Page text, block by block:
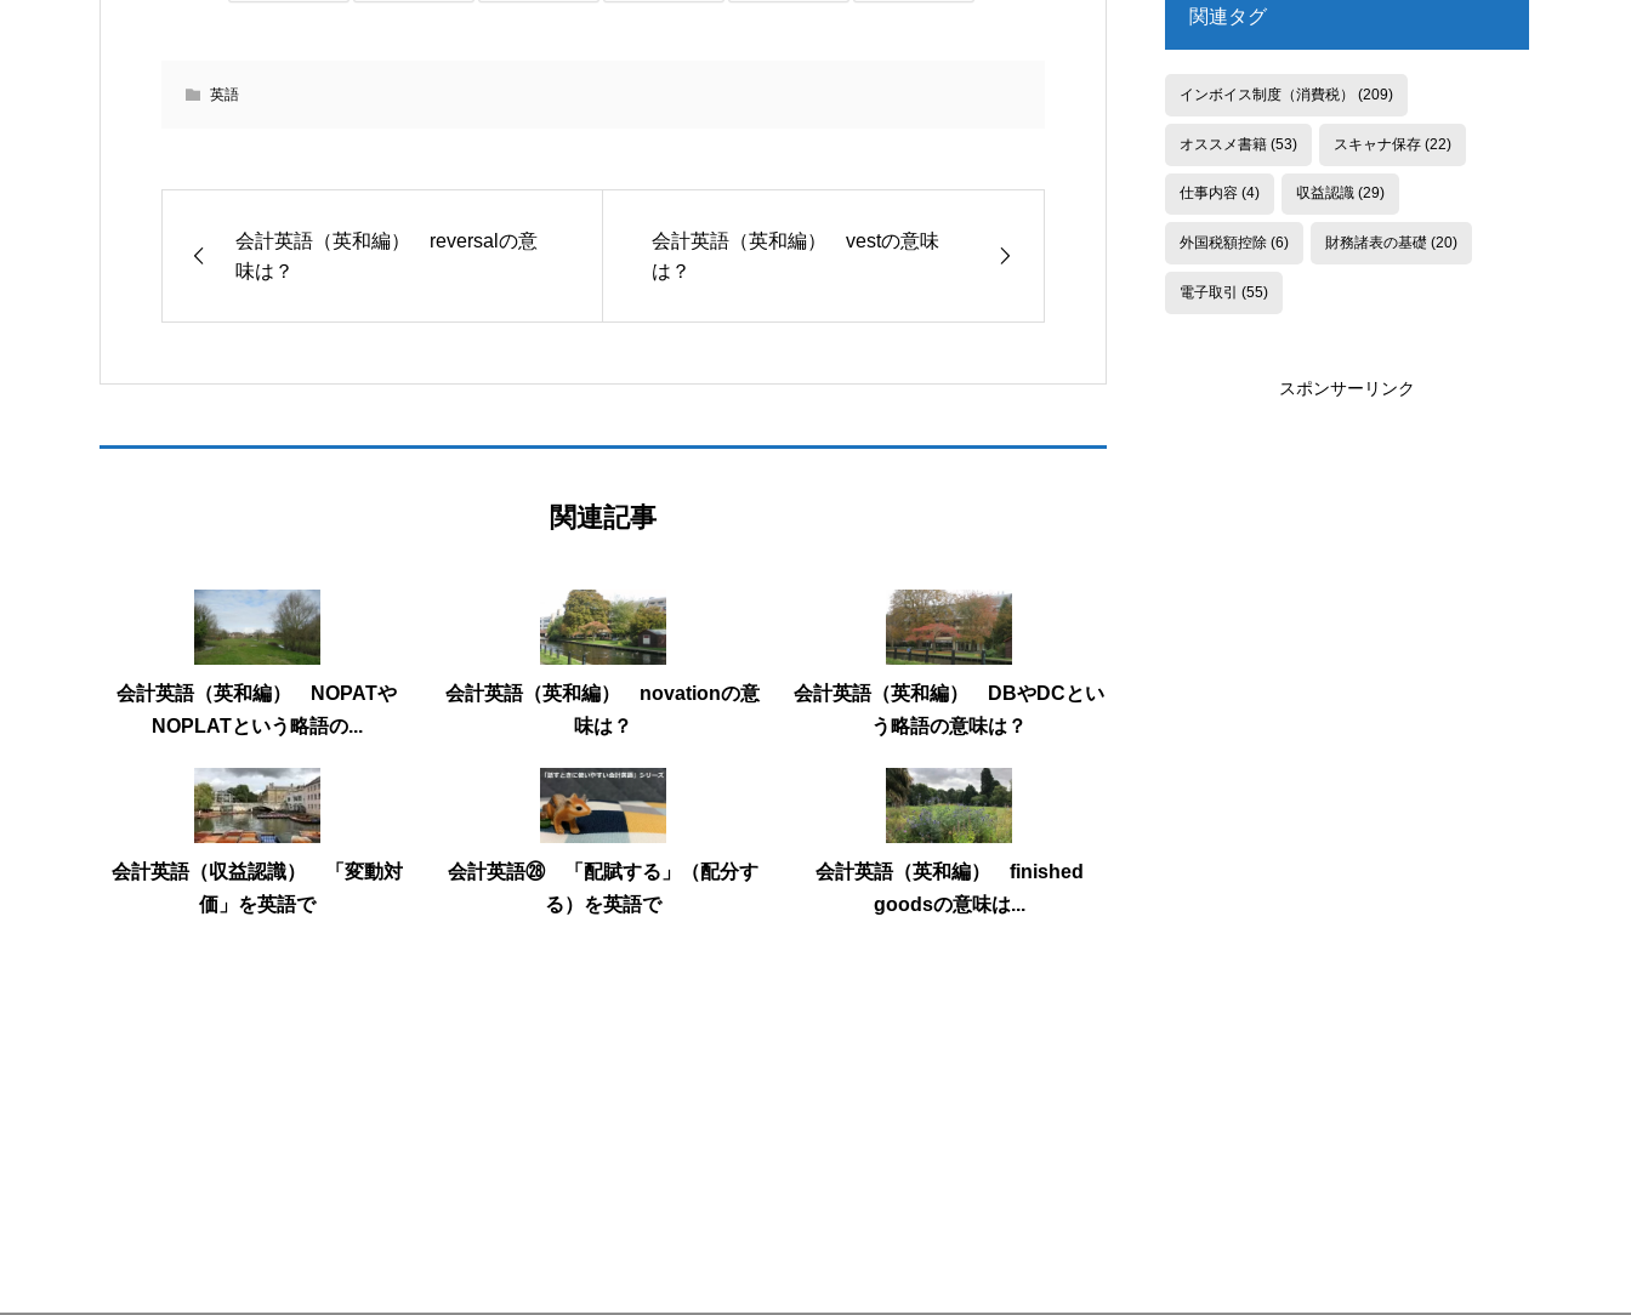
英語
会計英語（英和編） reversalの意
味は？
会計英語（英和編） vestの意味
は？
関連記事
会計英語（英和編） NOPATや
NOPLATという略語の...
会計英語（英和編） novationの意
味は？
会計英語（英和編） DBやDCとい
う略語の意味は？
会計英語（収益認識） 「変動対
価」を英語で
会計英語㉘ 「配賦する」（配分す
る）を英語で
会計英語（英和編） finished
goodsの意味は...
関連タグ
インボイス制度（消費税） (209)
オススメ書籍(53) スキャナ保存(22)
仕事内容(4) 収益認識(29)
外国税額控除(6) 財務諸表の基礎 (20)
電子取引 (55)
スポンサーリンク